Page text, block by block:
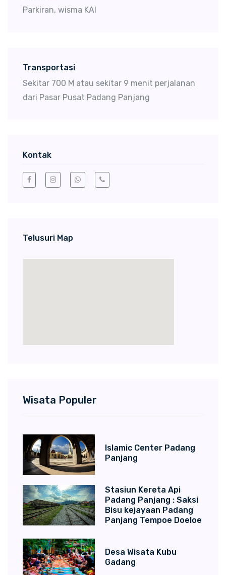
Parkiran, wisma KAI
Transportasi
Sekitar 700 M atau sekitar 9 menit perjalanan
dari Pasar Pusat Padang Panjang
Kontak
Telusuri Map
Wisata Populer
Islamic Center Padang
Panjang
Stasiun Kereta Api
Padang Panjang : Saksi
Bisu kejayaan Padang
Panjang Tempoe Doeloe
Desa Wisata Kubu
Gadang